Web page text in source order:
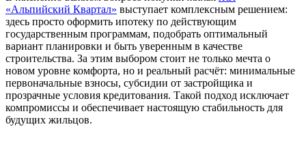
«Альпийский Квартал» выступает комплексным решением:
здесь просто оформить ипотеку по действующим
государственным программам, подобрать оптимальный
вариант планировки и быть уверенным в качестве
строительства. За этим выбором стоит не только мечта о
новом уровне комфорта, но и реальный расчёт: минимальные
первоначальные взносы, субсидии от застройщика и
прозрачные условия кредитования. Такой подход исключает
компромиссы и обеспечивает настоящую стабильность для
будущих жильцов.